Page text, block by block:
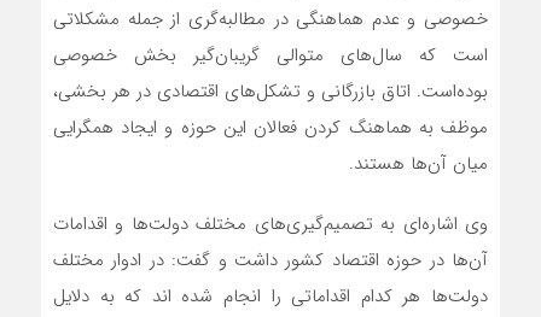
خصوصی و عدم هماهنگی در مطالبه‌گری از جمله مشکلاتی
است که سال‌های متوالی گریبان‌گیر بخش خصوصی
بوده‌است. اتاق بازرگانی و تشکل‌های اقتصادی در هر بخشی،
موظف به هماهنگ کردن فعالان این حوزه و ایجاد همگرایی
میان آن‌ها هستند.
وی اشاره‌ای به تصمیم‌گیری‌های مختلف دولت‌ها و اقدامات
آن‌ها در حوزه اقتصاد کشور داشت و گفت: در ادوار مختلف
دولت‌ها هر کدام اقداماتی را انجام شده اند که به دلایل